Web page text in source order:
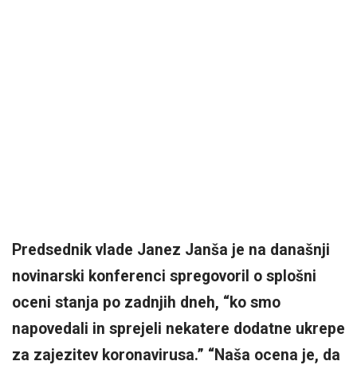
Predsednik vlade Janez Janša je na današnji
novinarski konferenci spregovoril o splošni
oceni stanja po zadnjih dneh, “ko smo
napovedali in sprejeli nekatere dodatne ukrepe
za zajezitev koronavirusa.” “Naša ocena je, da